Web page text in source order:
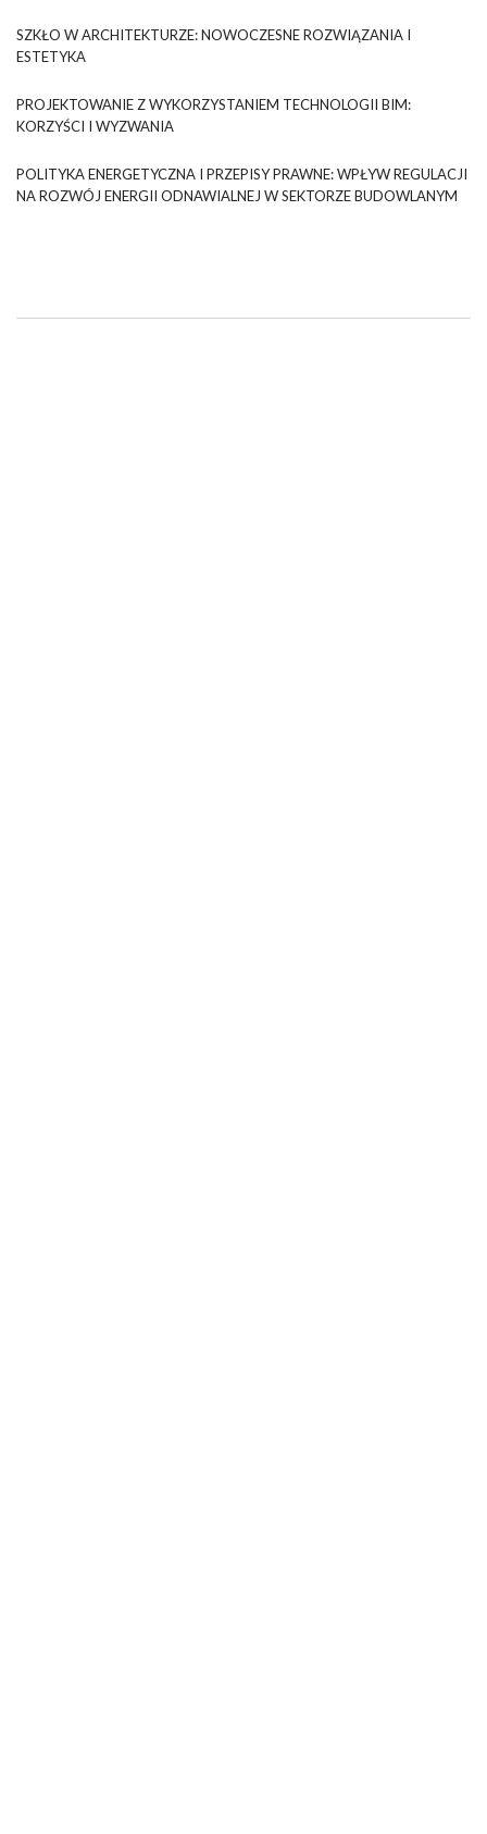
SZKŁO W ARCHITEKTURZE: NOWOCZESNE ROZWIĄZANIA I
ESTETYKA
PROJEKTOWANIE Z WYKORZYSTANIEM TECHNOLOGII BIM:
KORZYŚCI I WYZWANIA
POLITYKA ENERGETYCZNA I PRZEPISY PRAWNE: WPŁYW REGULACJI
NA ROZWÓJ ENERGII ODNAWIALNEJ W SEKTORZE BUDOWLANYM